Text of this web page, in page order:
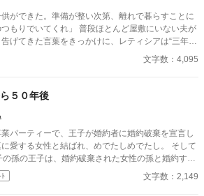
供ができた。準備が整い次第、離れで暮らすことに
れ」 普段ほとんど屋敷にいない夫が
げてきた言葉をきっかけに、レティシアは“三年
とにした。 赤の他人を屋敷に迎えるこ
なものに感情を砕く理由などない。 「だって、
いましょう。
文字数：4,095
５０年後
パーティーで、王子が婚約者に婚約破棄を宣言し
愛する女性と結ばれ、めでたしめでたし。 そして
孫の王子は、婚約破棄された女性の孫と婚約する
かされた婚約破棄の真実とは。
ﾄ 文字数：2,149